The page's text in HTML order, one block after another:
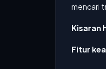
mencari
Kisaran
Fitur